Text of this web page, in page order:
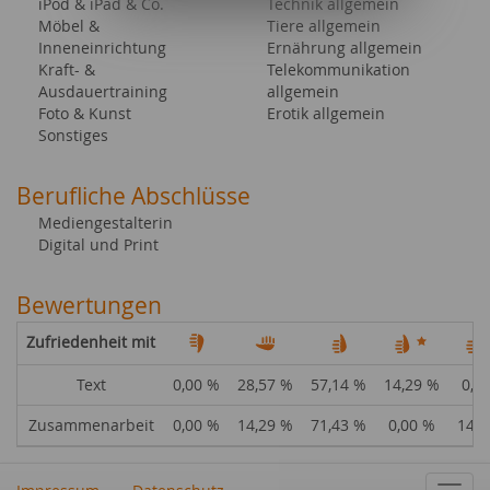
Möbel &
Inneneinrichtung
Kraft- &
Ausdauertraining
Foto & Kunst
Sonstiges
Tiere allgemein
Ernährung allgemein
Telekommunikation
allgemein
Erotik allgemein
Berufliche Abschlüsse
Mediengestalterin
Digital und Print
Bewertungen
Zufriedenheit mit
Text 0,00 % 28,57 % 57,14 % 14,29 %
Zusammenarbeit
0,00 % 14,29 % 71,43 % 0,00 %